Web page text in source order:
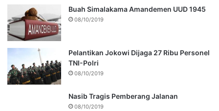
Buah Simalakama Amandemen UUD 1945
08/10/2019
Pelantikan Jokowi Dijaga 27 Ribu Personel
TNI-Polri
08/10/2019
Nasib Tragis Pemberang Jalanan
08/10/2019